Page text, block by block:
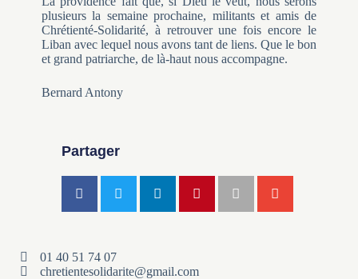
plusieurs la semaine prochaine, militants et amis de
Chrétienté-Solidarité, à retrouver une fois encore le
Liban avec lequel nous avons tant de liens. Que le bon
et grand patriarche, de là-haut nous accompagne.
Bernard Antony
Partager
01 40 51 74 07
chretientesolidarite@gmail.com